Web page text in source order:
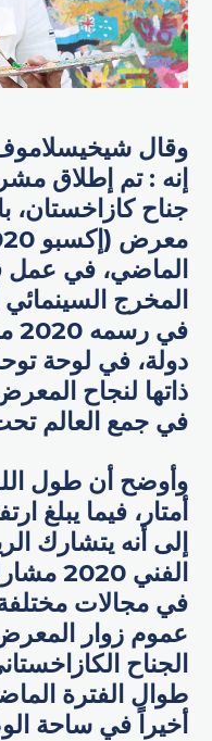
وقال
إنه : تم إطلاق
جناح كازاخستان،
الماضي، في عمل
المخرج
دولة، في لوحة
ذاتها لنجاح
في جمع العالم
وأوضح أن طول
إلى أنه يتشارك
الفني
في مجالات
عموم زوار
الجناح
طوال الفترة
أخيراً في ساحة